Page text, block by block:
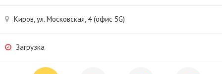
Киров, ул. Московская, 4 (офис 5G)
Загрузка